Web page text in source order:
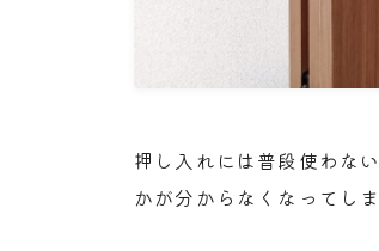
押し入れには普段使わな
かが分からなくなってしま